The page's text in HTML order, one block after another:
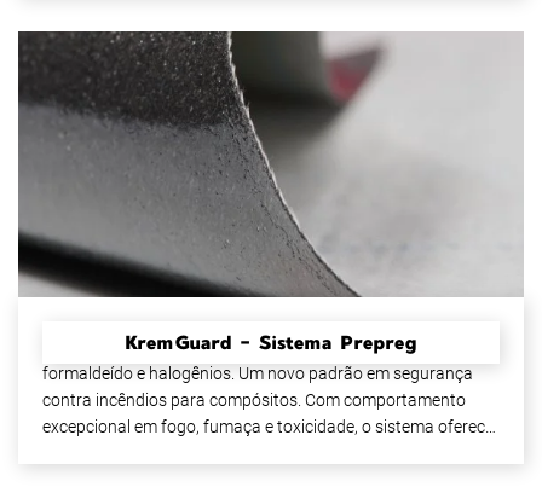
KremGuard − Sistema Prepreg
Prepreg epóxi de alto desempenho – livre de fenol,
formaldeído e halogênios. Um novo padrão em segurança
contra incêndios para compósitos. Com comportamento
excepcional em fogo, fumaça e toxicidade, o sistema oferece